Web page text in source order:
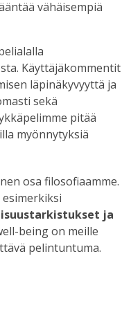
vähäisempiä
Käyttäjäkommentit
läpinäkyvyyttä ja
sekä
pitää
myönnytyksiä
osa filosofiaamme.
ja
being on meille
pelintuntuma.